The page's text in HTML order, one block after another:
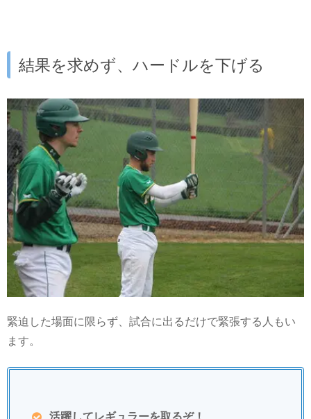
結果を求めず、ハードルを下げる
緊迫した場面に限らず、試合に出るだけで緊張する人もい
ます。